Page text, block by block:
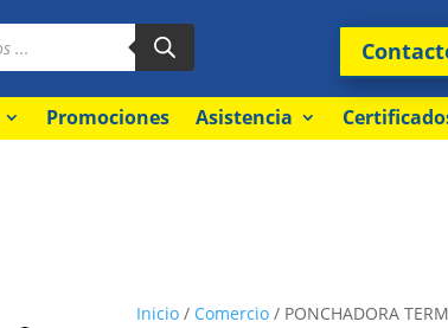
Promociones Asistencia
Inicio/ Comercio/ PONCHADORA